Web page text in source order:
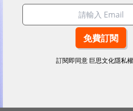
感遙控多媒體中心。
體感遙控器，並採用
音內容與遊戲畫面傳輸到客
、更有樂趣。
用者也可用手勢遙控播放
訂閱即同意 巨思文化隱私